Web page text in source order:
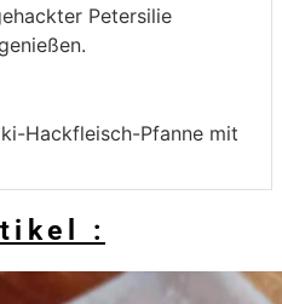
Petersilie
Hackfleisch-Pfanne mit
: